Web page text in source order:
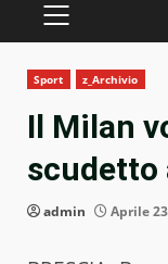
PRIMARY
Sport z_Archivio
Il Milan
scudetto
admin Aprile